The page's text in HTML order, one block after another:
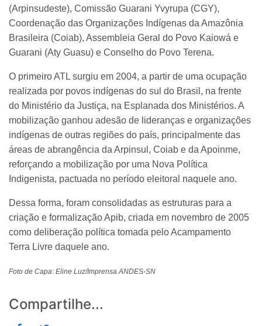
(Arpinsudeste), Comissão Guarani Yvyrupa (CGY),
Coordenação das Organizações Indígenas da Amazônia
Brasileira (Coiab), Assembleia Geral do Povo Kaiowá e
Guarani (Aty Guasu) e Conselho do Povo Terena.
O primeiro ATL surgiu em 2004, a partir de uma ocupação
realizada por povos indígenas do sul do Brasil, na frente
do Ministério da Justiça, na Esplanada dos Ministérios. A
mobilização ganhou adesão de lideranças e organizações
indígenas de outras regiões do país, principalmente das
áreas de abrangência da Arpinsul, Coiab e da Apoinme,
reforçando a mobilização por uma Nova Política
Indigenista, pactuada no período eleitoral naquele ano.
Dessa forma, foram consolidadas as estruturas para a
criação e formalização Apib, criada em novembro de 2005
como deliberação política tomada pelo Acampamento
Terra Livre daquele ano.
Foto de Capa: Eline Luz/Imprensa ANDES-SN
Compartilhe...